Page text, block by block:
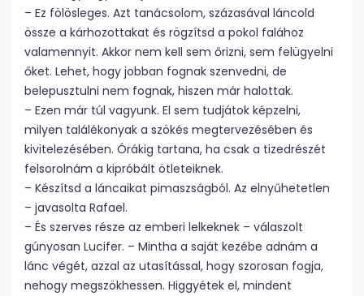
– Ez fölösleges. Azt tanácsolom, százasával láncold
össze a kárhozottakat és rögzítsd a pokol falához
valamennyit. Akkor nem kell sem őrizni, sem felügyelni
őket. Lehet, hogy jobban fognak szenvedni, de
belepusztulni nem fognak, hiszen már halottak.
– Ezen már túl vagyunk. El sem tudjátok képzelni,
milyen találékonyak a szökés megtervezésében és
kivitelezésében. Órákig tartana, ha csak a tizedrészét
felsorolnám a kipróbált ötleteiknek.
– Készítsd a láncaikat pimaszságból. Az elnyűhetetlen
– javasolta Rafael.
– És szerves része az emberi lelkeknek – válaszolt
gúnyosan Lucifer. – Mintha a saját kezébe adnám a
lánc végét, azzal az utasítással, hogy szorosan fogja,
nehogy megszökhessen. Higgyétek el, mindent